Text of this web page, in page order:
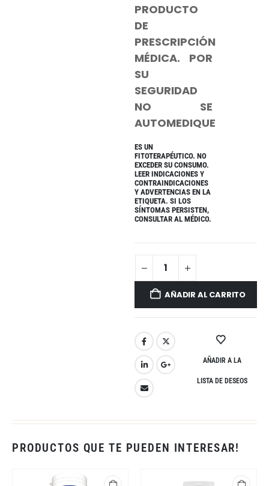
PRODUCTO
DE
PRESCRIPCIÓN
MÉDICA. POR
SU
SEGURIDAD
NO SE
AUTOMEDIQUE
ES UN
FITOTERAPÉUTICO. NO
EXCEDER SU CONSUMO.
LEER INDICACIONES Y
CONTRAINDICACIONES
Y ADVERTENCIAS EN LA
ETIQUETA. SI LOS
SÍNTOMAS PERSISTEN,
CONSULTAR AL MÉDICO.
AÑADIR AL CARRITO
AÑADIR A LA
LISTA DE DESEOS
PRODUCTOS QUE TE PUEDEN INTERESAR!